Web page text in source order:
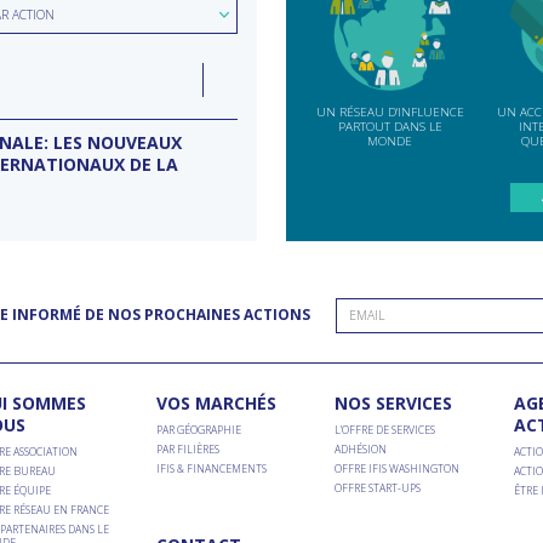
ACTION
LES NOUVEAUX
DE LA
INDE
MISSION D’ENTREPRISES
UN RÉSEAU D'INFLUENCE
PARTOUT DANS LE
MONDE
UN
INFORMÉ DE NOS PROCHAINES ACTIONS
SOMMES
ASSOCIATION
BUREAU
ÉQUIPE
RÉSEAU EN FRANCE
DANS LE
VOS MARCHÉS
PAR GÉOGRAPHIE
PAR FILIÈRES
IFIS & FINANCEMENTS
NOS SERVICES
L’OFFRE DE SERVICES
ADHÉSION
OFFRE IFIS WASHINGTON
OFFRE START-UPS
ÊTRE